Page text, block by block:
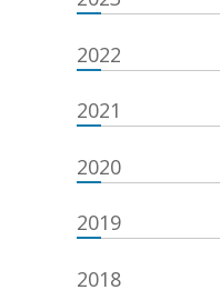
2022
2021
2020
2019
2018